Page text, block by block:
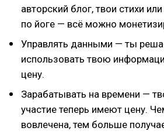
авторский блог, твои стихи
по йоге — всё можно
Управлять данными — ты
использовать твою
цену.
Зарабатывать на времени —
участие теперь имеют цену.
вовлечена, тем больше